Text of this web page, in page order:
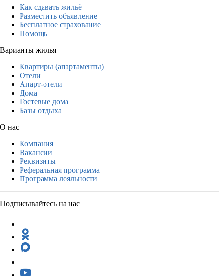
Как сдавать жильё
Разместить объявление
Бесплатное страхование
Помощь
Варианты жилья
Квартиры (апартаменты)
Отели
Апарт-отели
Дома
Гостевые дома
Базы отдыха
О нас
Компания
Вакансии
Реквизиты
Реферальная программа
Программа лояльности
Подписывайтесь на нас